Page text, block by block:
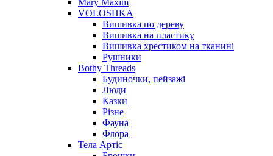
VOLOSHKA
Вишивка по дереву
Вишивка на пластику
Вишивка хрестиком на тканині
Рушники
Bothy Threads
Будиночки, пейзажі
Люди
Казки
Різне
Фауна
Флора
Тела Артіс